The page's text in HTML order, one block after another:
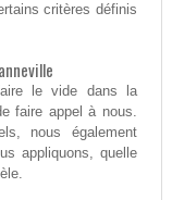
critères définis
le vide dans la
faire appel à nous.
nous également
appliquons, quelle